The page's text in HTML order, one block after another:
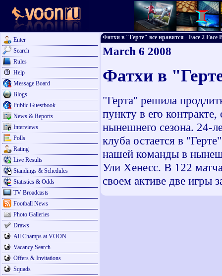
Enter
Search
Rules
Help
Message Board
Blogs
Public Guestbook
News & Reports
Interviews
Polls
Rating
Live Results
Standings & Schedules
Statistics & Odds
TV Broadcasts
Football News
Photo Galleries
Draws
All Champs at VOON
Vacancy Search
Offers & Invitations
Squads
Фатхи в "Герте" все нравится - Face 2 Face
March 6 2008
Фатхи в
"Герта" решила
пункту в его
нынешнего сезона. 24-
клуба остается в
нашей команды в
Ули Хенесс. В 122
своем активе две игры